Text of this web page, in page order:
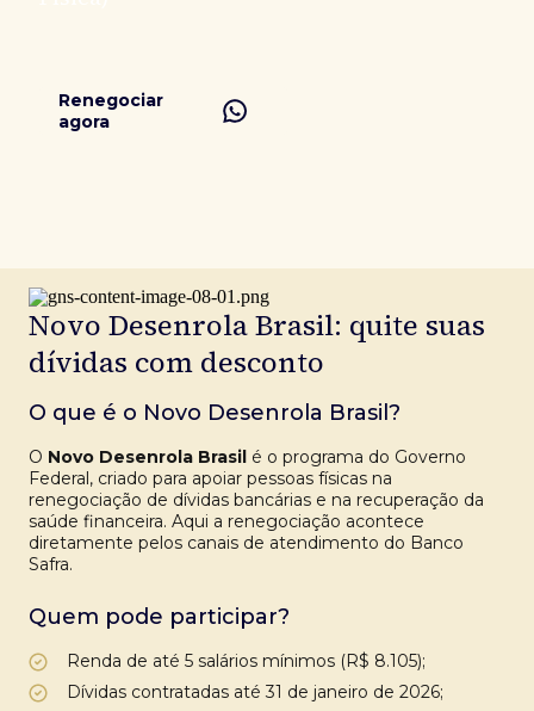
Renegociar
agora
Novo Desenrola Brasil: quite suas
dívidas com desconto
O que é o Novo Desenrola Brasil?
O Novo Desenrola Brasil é o programa do Governo
Federal, criado para apoiar pessoas físicas na
renegociação de dívidas bancárias e na recuperação da
saúde financeira. Aqui a renegociação acontece
diretamente pelos canais de atendimento do Banco
Safra.
Quem pode participar?
Renda de até 5 salários mínimos (R$ 8.105);
Dívidas contratadas até 31 de janeiro de 2026;